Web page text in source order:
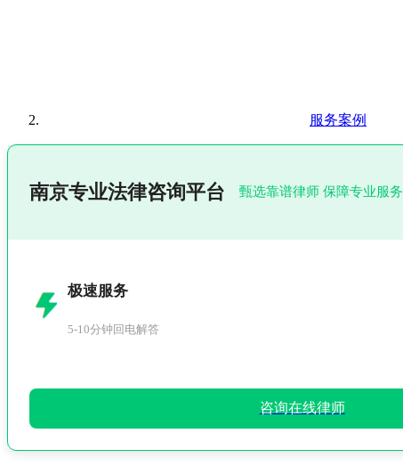
服务案例
南京专业法律咨询平台 甄选靠谱律师 保障专业服务
极速服务
5-10分钟回电解答
咨询在线律师